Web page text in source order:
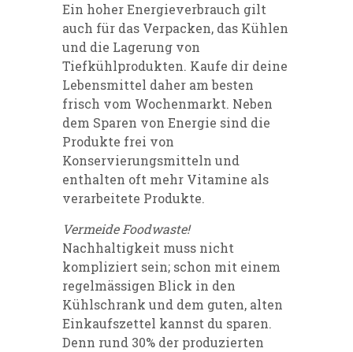
Ein hoher Energieverbrauch gilt
auch für das Verpacken, das Kühlen
und die Lagerung von
Tiefkühlprodukten. Kaufe dir deine
Lebensmittel daher am besten
frisch vom Wochenmarkt. Neben
dem Sparen von Energie sind die
Produkte frei von
Konservierungsmitteln und
enthalten oft mehr Vitamine als
verarbeitete Produkte.
Vermeide Foodwaste!
Nachhaltigkeit muss nicht
kompliziert sein; schon mit einem
regelmässigen Blick in den
Kühlschrank und dem guten, alten
Einkaufszettel kannst du sparen.
Denn rund 30% der produzierten